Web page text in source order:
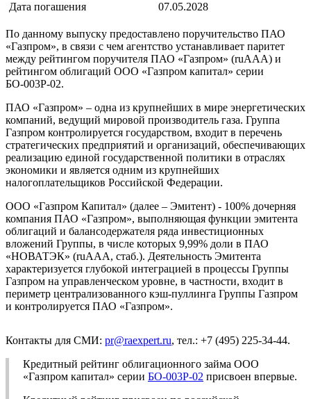
Дата погашения
07.05.2028
По данному выпуску предоставлено поручительство ПАО
«Газпром», в связи с чем агентство устанавливает паритет
между рейтингом поручителя ПАО «Газпром» (ruAAА) и
рейтингом облигаций ООО «Газпром капитал» серии
БО-003Р-02.
ПАО «Газпром» – одна из крупнейших в мире энергетических
компаний, ведущий мировой производитель газа. Группа
Газпром контролируется государством, входит в перечень
стратегических предприятий и организаций, обеспечивающих
реализацию единой государственной политики в отраслях
экономики и является одним из крупнейших
налогоплательщиков Российской Федерации.
ООО «Газпром Капитал» (далее – Эмитент) - 100% дочерняя
компания ПАО «Газпром», выполняющая функции эмитента
облигаций и балансодержателя ряда инвестиционных
вложений Группы, в числе которых 9,99% доли в ПАО
«НОВАТЭК» (ruAAA, стаб.). Деятельность Эмитента
характеризуется глубокой интеграцией в процессы Группы
Газпром на управленческом уровне, в частности, входит в
периметр централизованного кэш-пуллинга Группы Газпром
и контролируется ПАО «Газпром».
Контакты для СМИ: pr@raexpert.ru, тел.: +7 (495) 225-34-44.
Кредитный рейтинг облигационного займа ООО
«Газпром капитал» серии БО-003Р-02 присвоен впервые.